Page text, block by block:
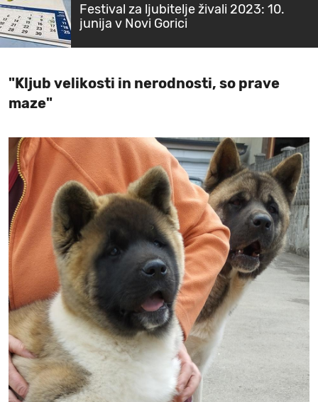
Festival za ljubitelje živali 2023: 10.
junija v Novi Gorici
"Kljub velikosti in nerodnosti, so prave
maze"